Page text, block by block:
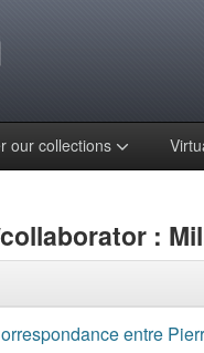
our collections
:
entre